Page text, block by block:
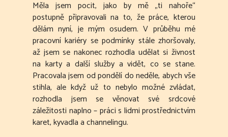
Měla jsem pocit, jako by mě „ti nahoře“
postupně připravovali na to, že práce, kterou
dělám nyní, je mým osudem. V průběhu mé
pracovní kariéry se podmínky stále zhoršovaly,
až jsem se nakonec rozhodla udělat si živnost
na karty a další služby a vidět, co se stane.
Pracovala jsem od pondělí do neděle, abych vše
stihla, ale když už to nebylo možné zvládat,
rozhodla jsem se věnovat své srdcové
záležitosti naplno – práci s lidmi prostřednictvím
karet, kyvadla a channelingu.